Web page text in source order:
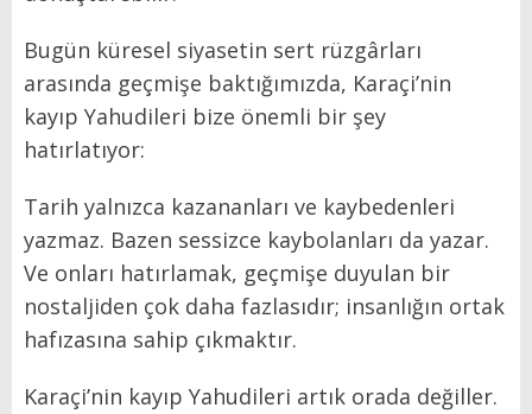
Bugün küresel siyasetin sert rüzgârları
arasında geçmişe baktığımızda, Karaçi’nin
kayıp Yahudileri bize önemli bir şey
hatırlatıyor:
Tarih yalnızca kazananları ve kaybedenleri
yazmaz. Bazen sessizce kaybolanları da yazar.
Ve onları hatırlamak, geçmişe duyulan bir
nostaljiden çok daha fazlasıdır; insanlığın ortak
hafızasına sahip çıkmaktır.
Karaçi’nin kayıp Yahudileri artık orada değiller.